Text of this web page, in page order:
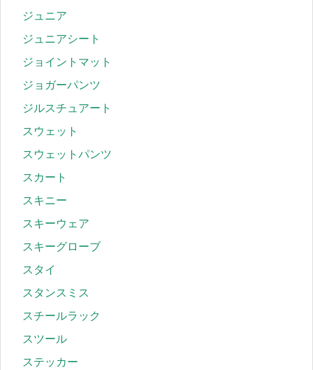
ジュニア
ジュニアシート
ジョイントマット
ジョガーパンツ
ジルスチュアート
スウェット
スウェットパンツ
スカート
スキニー
スキーウェア
スキーグローブ
スタイ
スタンスミス
スチールラック
スツール
ステッカー